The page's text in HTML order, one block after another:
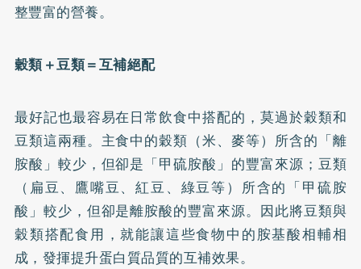
整豐富的營養。
穀類＋豆類＝互補絕配
最好記也最容易在日常飲食中搭配的，莫過於穀類和
豆類這兩種。主食中的穀類（米、麥等）所含的「離
胺酸」較少，但卻是「甲硫胺酸」的豐富來源；豆類
（扁豆、鷹嘴豆、紅豆、綠豆等）所含的「甲硫胺
酸」較少，但卻是離胺酸的豐富來源。因此將豆類與
穀類搭配食用，就能讓這些食物中的胺基酸相輔相
成，發揮提升蛋白質品質的互補效果。